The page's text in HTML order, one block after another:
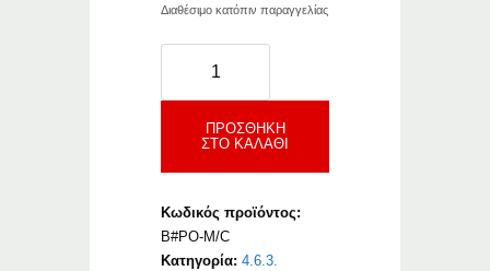
Διαθέσιμο κατόπιν παραγγελίας
Max
Crystal
Express
ποσότητα
ΠΡΟΣΘΉΚΗ
ΣΤΟ ΚΑΛΆΘΙ
Κωδικός προϊόντος:
B#PO-M/C
Κατηγορία:4.6.3.